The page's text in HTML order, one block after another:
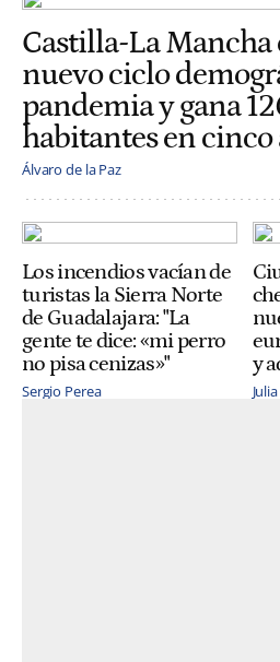
Castilla-La
nuevo ciclo
pandemia y gana
habitantes en cinco
Álvaro de la Paz
Los incendios vacían de
turistas la Sierra Norte
de Guadalajara: "La
gente te dice: «mi perro
no pisa cenizas»"
Sergio Perea
y